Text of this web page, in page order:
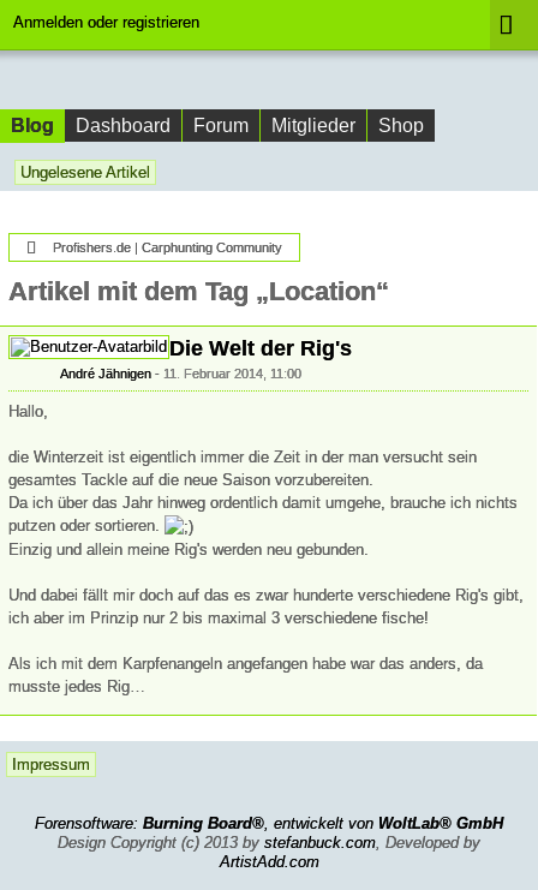
Anmelden oder registrieren
Blog Dashboard Forum Mitglieder Shop
Ungelesene Artikel
Profishers.de | Carphunting Community
Artikel mit dem Tag „Location“
Die Welt der Rig's
André Jähnigen 11. Februar 2014, 11:00
Hallo,
die Winterzeit ist eigentlich immer die Zeit in der man versucht sein
gesamtes Tackle auf die neue Saison vorzubereiten.
Da ich über das Jahr hinweg ordentlich damit umgehe, brauche ich nichts
putzen oder sortieren.
Einzig und allein meine Rig's werden neu gebunden.
Und dabei fällt mir doch auf das es zwar hunderte verschiedene Rig's gibt,
ich aber im Prinzip nur 2 bis maximal 3 verschiedene fische!
Als ich mit dem Karpfenangeln angefangen habe war das anders, da
musste jedes Rig…
Impressum
Forensoftware: Burning Board®, entwickelt von WoltLab® GmbH
Design Copyright (c) 2013 by stefanbuck.com, Developed by
ArtistAdd.com